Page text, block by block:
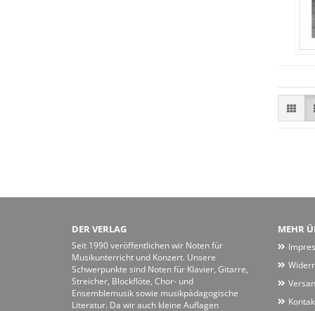
MEHR
DER VERLAG
Seit 1990 veröffentlichen wir Noten für
Musikunterricht und Konzert. Unsere
Schwerpunkte sind Noten für Klavier, Gitarre,
Streicher, Blockflöte, Chor- und
Ensemblemusik sowie musikpädagogische
Literatur. Da wir auch kleine Auflagen